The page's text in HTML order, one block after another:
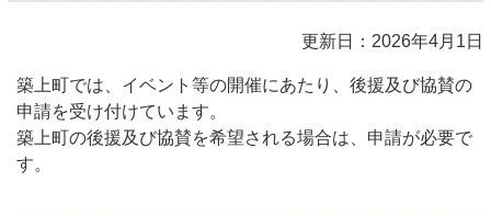
更新日：2026年4月1日
築上町では、イベント等の開催にあたり、後援及び協賛の
申請を受け付けています。
築上町の後援及び協賛を希望される場合は、申請が必要で
す。